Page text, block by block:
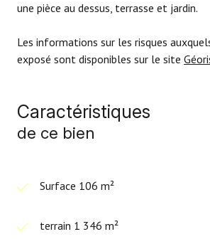
une pièce au dessus, terrasse et jardin.
Les informations sur les risques
exposé sont disponibles sur le site
Caractéristiques
de ce bien
Surface 106 m²
terrain 1 346 m²